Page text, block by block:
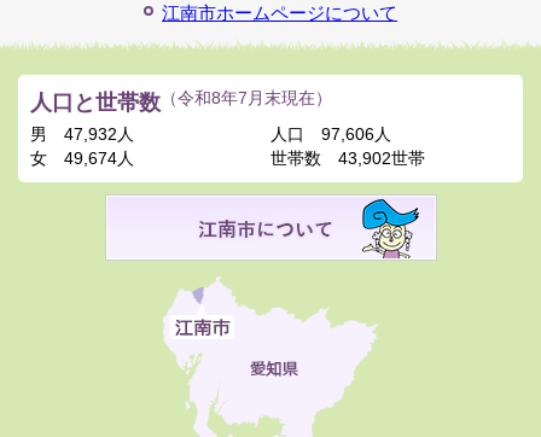
江南市ホームページについて
人口と世帯数 （令和8年7月末現在）
男
47,932人
女
49,674人
人口
97,606人
世帯数
43,902世帯